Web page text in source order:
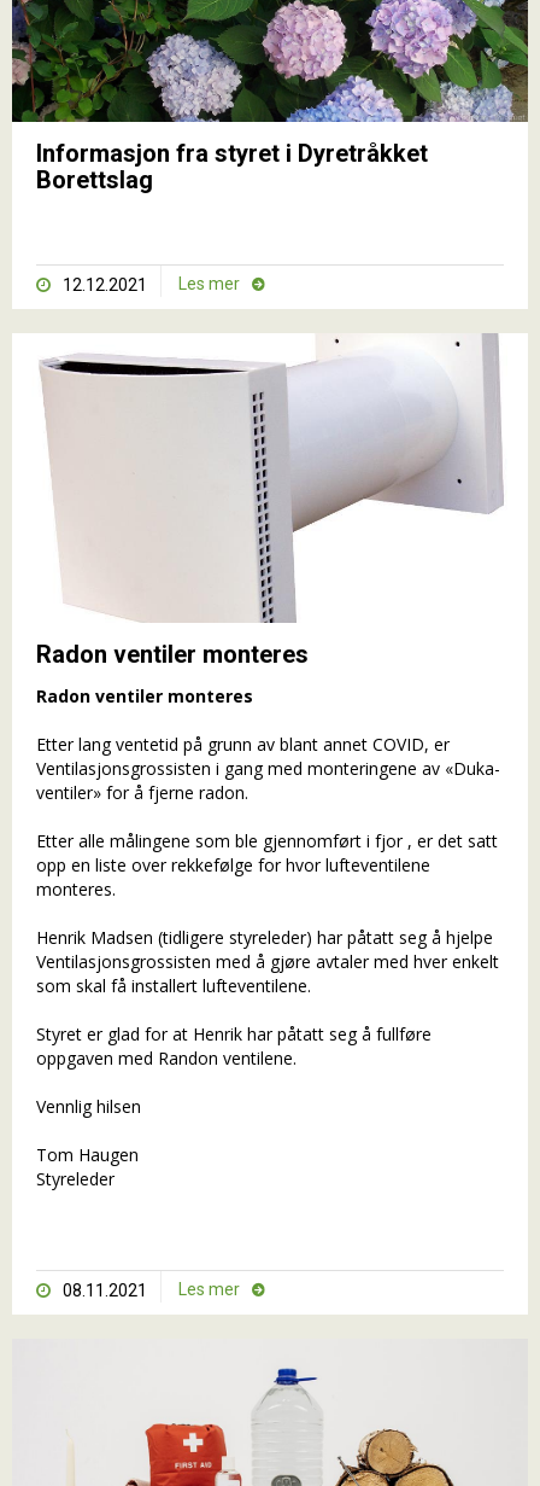
Informasjon fra styret i Dyretråkket
Borettslag
 12.12.2021 Les mer 
Radon ventiler monteres
Radon ventiler monteres
Etter lang ventetid på grunn av blant annet COVID, er
Ventilasjonsgrossisten i gang med monteringene av «Duka-
ventiler» for å fjerne radon.
Etter alle målingene som ble gjennomført i fjor , er det satt
opp en liste over rekkefølge for hvor lufteventilene
monteres.
Henrik Madsen (tidligere styreleder) har påtatt seg å hjelpe
Ventilasjonsgrossisten med å gjøre avtaler med hver enkelt
som skal få installert lufteventilene.
Styret er glad for at Henrik har påtatt seg å fullføre
oppgaven med Randon ventilene.
Vennlig hilsen
Tom Haugen
Styreleder
 08.11.2021 Les mer 